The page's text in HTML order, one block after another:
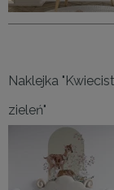
Naklejka
zieleń"